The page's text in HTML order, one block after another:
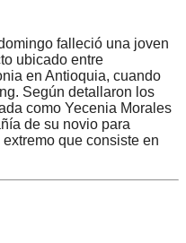
falleció una joven
ubicado entre
en Antioquia, cuando
Según detallaron los
como Yecenia Morales
de su novio para
que consiste en